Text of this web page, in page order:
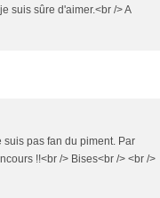
suis sûre d'aimer.<br /> A
suis pas fan du piment. Par
!!<br /> Bises<br /> <br />